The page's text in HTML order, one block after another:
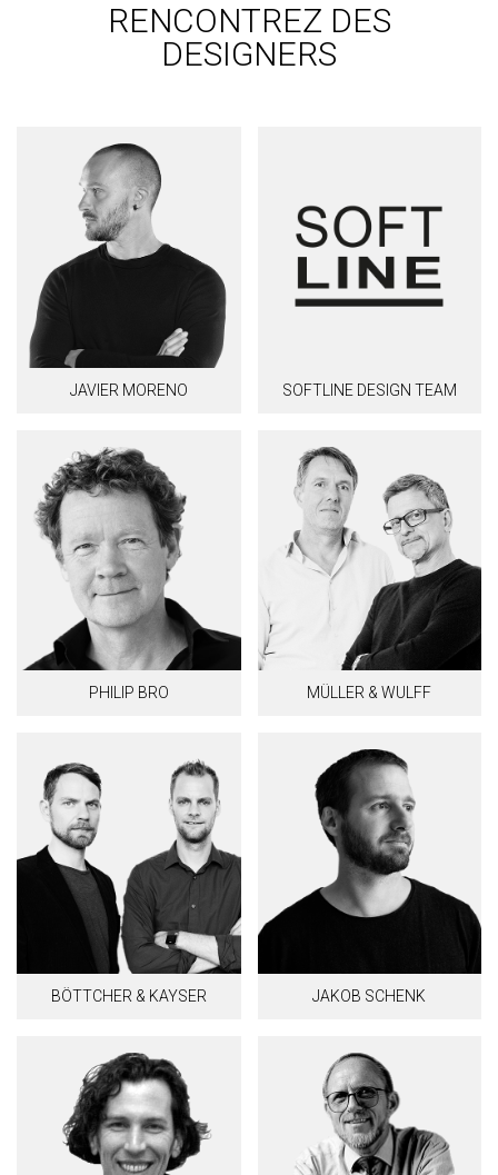
RENCONTREZ DES
DESIGNERS
JAVIER MORENO SOFTLINE DESIGN TEAM
PHILIP BRO MÜLLER & WULFF
BÖTTCHER & KAYSER JAKOB SCHENK